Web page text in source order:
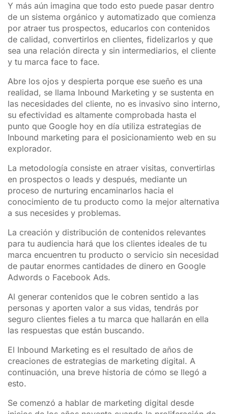
Y más aún imagina que todo esto puede pasar dentro
de un sistema orgánico y automatizado que comienza
por atraer tus prospectos, educarlos con contenidos
de calidad, convertirlos en clientes, fidelizarlos y que
sea una relación directa y sin intermediarios, el cliente
y tu marca face to face.
Abre los ojos y despierta porque ese sueño es una
realidad, se llama Inbound Marketing y se sustenta en
las necesidades del cliente, no es invasivo sino interno,
su efectividad es altamente comprobada hasta el
punto que Google hoy en día utiliza estrategias de
Inbound marketing para el posicionamiento web en su
explorador.
La metodología consiste en atraer visitas, convertirlas
en prospectos o leads y después, mediante un
proceso de nurturing encaminarlos hacia el
conocimiento de tu producto como la mejor alternativa
a sus necesides y problemas.
La creación y distribución de contenidos relevantes
para tu audiencia hará que los clientes ideales de tu
marca encuentren tu producto o servicio sin necesidad
de pautar enormes cantidades de dinero en Google
Adwords o Facebook Ads.
Al generar contenidos que le cobren sentido a las
personas y aporten valor a sus vidas, tendrás por
seguro clientes fieles a tu marca que hallarán en ella
las respuestas que están buscando.
El Inbound Marketing es el resultado de años de
creaciones de estrategias de marketing digital. A
continuación, una breve historia de cómo se llegó a
esto.
Se comenzó a hablar de marketing digital desde